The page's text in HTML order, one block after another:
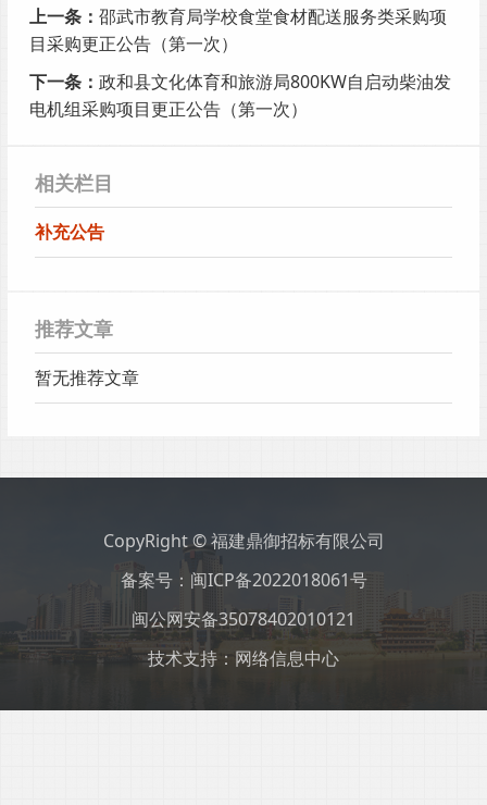
上一条： 邵武市教育局学校食堂食材配送服务类采购项
目采购更正公告（第一次）
下一条： 政和县文化体育和旅游局800KW自启动柴油发
电机组采购项目更正公告（第一次）
相关栏目
补充公告
推荐文章
暂无推荐文章
CopyRight © 福建鼎御招标有限公司
备案号： 闽ICP备2022018061号
闽公网安备35078402010121
技术支持：网络信息中心